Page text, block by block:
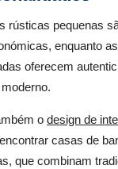
rústicas pequenas
enquanto
oferecem
o design de
casas de
que combinam